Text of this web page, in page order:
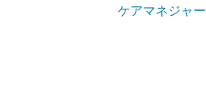
ケアマネジャー